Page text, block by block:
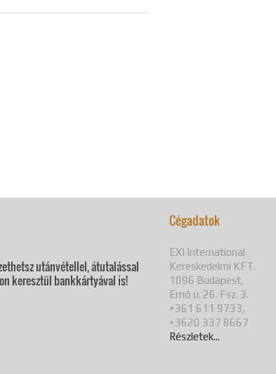
utánvétellel, átutalással
keresztül bankkártyával is!
Cégadatok
EXI International
Kereskedelmi KFT.
1096 Budapest,
Ernő u. 26. Fsz. 3.
+361 611 9733,
+3620 337 8667
Részletek...